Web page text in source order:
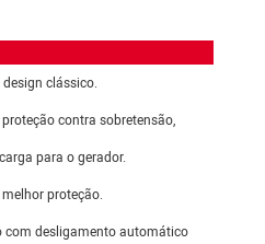
clássico.
contra sobretensão,
para o gerador.
proteção.
com desligamento automático